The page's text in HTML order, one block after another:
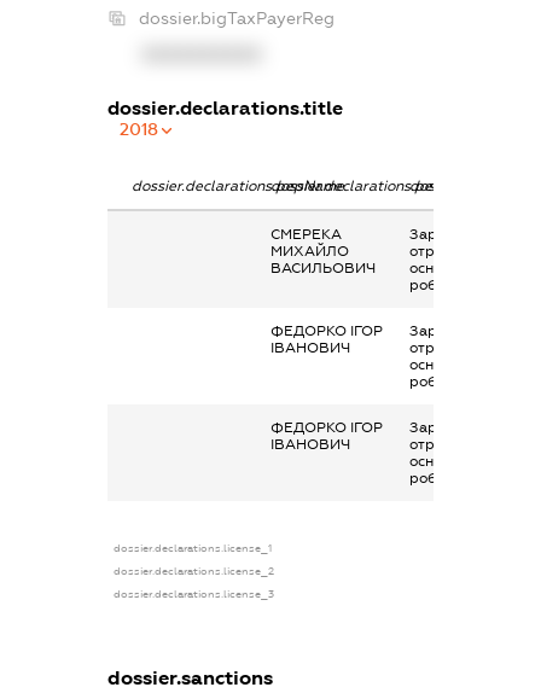
dossier.bigTaxPayerReg
dossier.declarations.title
2018
dossier.declarations.pepNamedossier.declarations.personName
СМЕРЕКА
МИХАЙЛО
ВАСИЛЬОВИЧ
Заробітна плата
отримана за
основним місцем
роботи
ФЕДОРКО ІГОР
ІВАНОВИЧ
Заробітна плата
отримана за
основним місцем
роботи
ФЕДОРКО ІГОР
ІВАНОВИЧ
Заробітна плата
отримана за
основним місцем
роботи
dossier.declarations.license_1
dossier.declarations.license_2
dossier.declarations.license_3
dossier.sanctions